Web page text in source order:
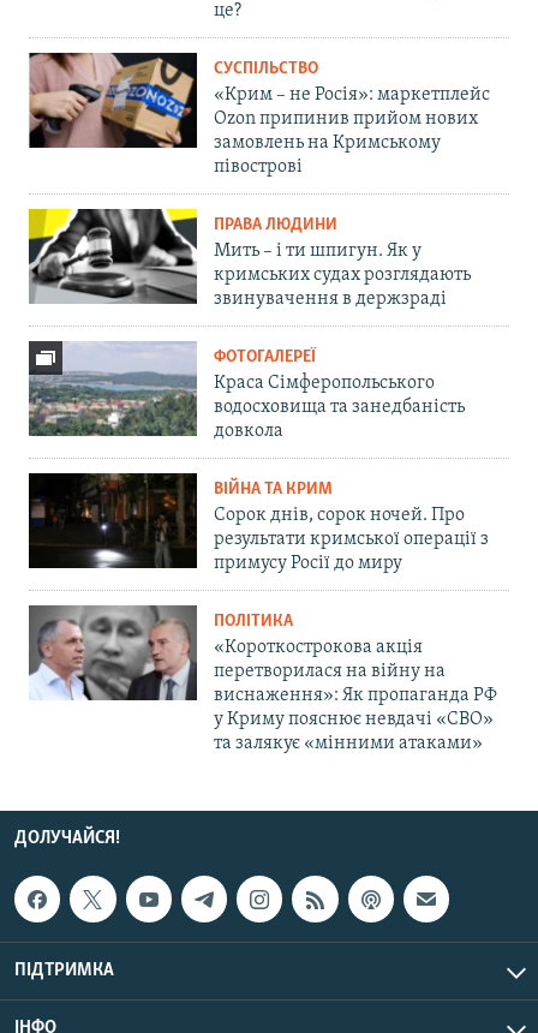
це?
СУСПІЛЬСТВО
«Крим – не Росія»: маркетплейс
Ozon припинив прийом нових
замовлень на Кримському
півострові
ПРАВА ЛЮДИНИ
Мить – і ти шпигун. Як у
кримських судах розглядають
звинувачення в держзраді
ФОТОГАЛЕРЕЇ
Краса Сімферопольського
водосховища та занедбаність
довкола
ВІЙНА ТА КРИМ
Сорок днів, сорок ночей. Про
результати кримської операції з
примусу Росії до миру
ПОЛІТИКА
«Короткострокова акція
перетворилася на війну на
виснаження»: Як пропаганда РФ
у Криму пояснює невдачі «СВО»
та залякує «мінними атаками»
ДОЛУЧАЙСЯ!
ПІДТРИМКА
ІНФО